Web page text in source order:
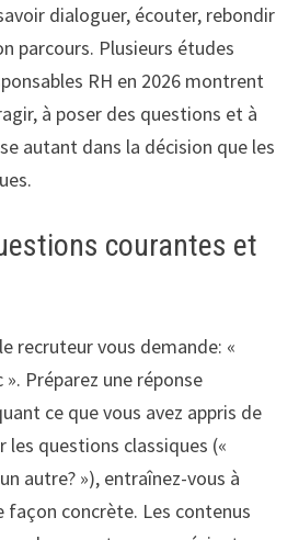
dialoguer, écouter, rebondir
parcours. Plusieurs études
RH en 2026 montrent
à poser des questions et à
autant dans la décision que les
courantes et
recruteur vous demande: «
». Préparez une réponse
ce que vous avez appris de
les questions classiques («
autre? »), entraînez-vous à
façon concrète. Les contenus